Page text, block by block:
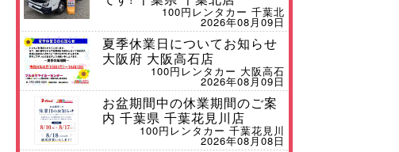
100円レンタカー 千葉北
2026年08月09日
夏季休業日についてお知らせ
大阪府 大阪高石店
100円レンタカー 大阪高石
2026年08月09日
お盆期間中の休業期間のご案
内 千葉県 千葉花見川店
100円レンタカー 千葉花見川
2026年08月08日